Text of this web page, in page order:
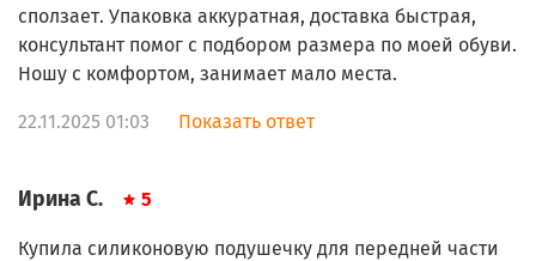
сползает. Упаковка аккуратная, доставка быстрая,
консультант помог с подбором размера по моей обуви.
Ношу с комфортом, занимает мало места.
22.11.2025 01:03 Показать ответ
Ирина С. 5
Купила силиконовую подушечку для передней части